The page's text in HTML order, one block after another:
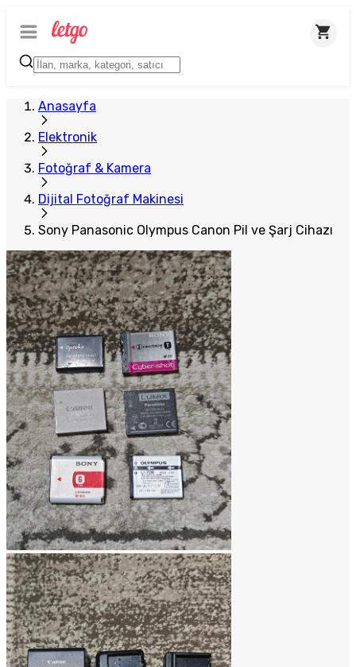
Anasayfa
Elektronik
Fotoğraf & Kamera
Dijital Fotoğraf Makinesi
Sony Panasonic Olympus Canon Pil ve Şarj Cihazı
Plus Satıcı